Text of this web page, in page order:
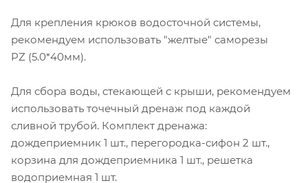
Для крепления крюков водосточной системы,
рекомендуем использовать "желтые" саморезы
PZ (5.0*40мм).
Для сбора воды, стекающей с крыши, рекомендуем
использовать точечный дренаж под каждой
сливной трубой. Комплект дренажа:
дождеприемник 1 шт., перегородка-сифон 2 шт.,
корзина для дождеприемника 1 шт., решетка
водоприемная 1 шт.